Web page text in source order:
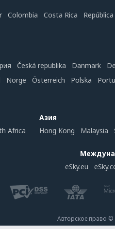
Colombia Costa Rica
Česká republika Danmark
Norge Österreich Polska
Africa
Азия
Hong Kong
Malaysia
eSky.eu
Авторское право